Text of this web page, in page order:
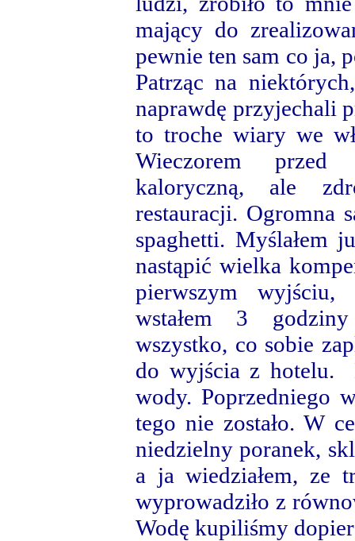
mający do
pewnie ten sam co ja,
Patrząc na
naprawdę przyjechali
to troche wiary we
Wieczorem przed
kaloryczną, ale
restauracji. Ogromna
spaghetti. Myślałem
nastąpić wielka
pierwszym wyjściu,
wstałem 3
wszystko, co sobie
do wyjścia z hotelu.
wody. Poprzedniego
tego nie zostało. W
niedzielny poranek,
a ja wiedziałem, ze
wyprowadziło z
Wodę kupiliśmy